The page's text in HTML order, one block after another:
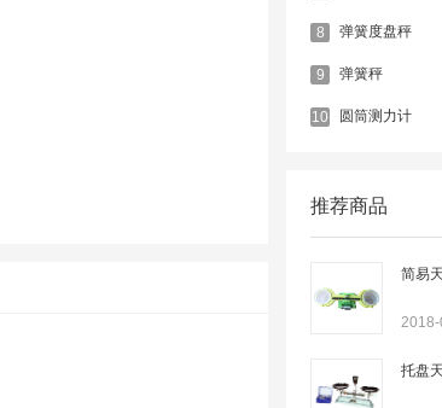
8 弹簧度盘秤
9 弹簧秤
10 圆筒测力计
推荐商品
简易
托盘